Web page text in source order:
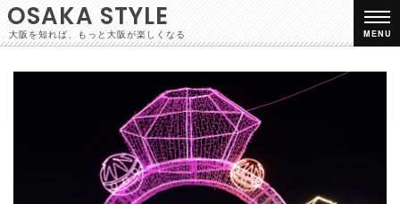
OSAKA STYLE
大阪を知れば、もっと大阪が楽しくなる MENU